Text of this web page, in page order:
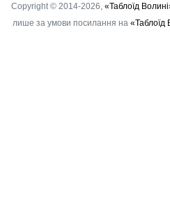
Copyright © 2014-2026, «Таблоїд
лише за умови посилання на «Таблоїд